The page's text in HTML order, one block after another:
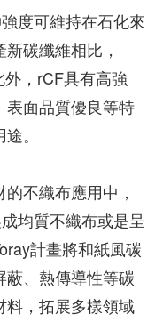
度可維持在石化來
碳纖維相比，
，rCF具有高強
表面品質優良等特
。
不織布應用中，
均質不織布或是呈
計畫將和紙風碳
、熱傳導性等碳
料，拓展多樣領域